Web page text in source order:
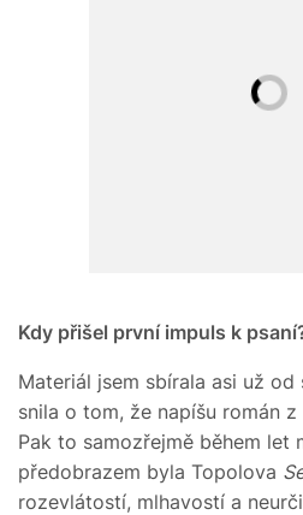
Kdy přišel první impuls k
Materiál jsem sbírala asi už
snila o tom, že napíšu román
Pak to samozřejmě během let
předobrazem byla Topolova
rozevlátostí, mlhavostí a